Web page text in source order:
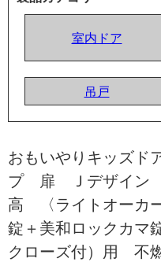
室内ドア
吊戸
おもいやりキッズ
プ 扉 Ｊデザイン
高 〈ライトオーカ
錠＋美和ロックカ
クローズ付）用 不